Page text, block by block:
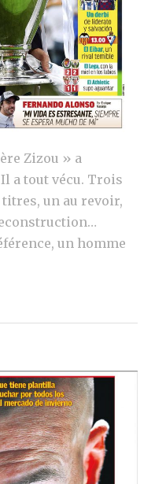
ère Zizou » a
a tout vécu. Trois
un au revoir,
un homme